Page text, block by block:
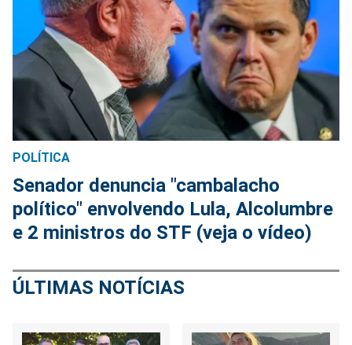
POLÍTICA
Senador denuncia "cambalacho
político" envolvendo Lula, Alcolumbre
e 2 ministros do STF (veja o vídeo)
ÚLTIMAS NOTÍCIAS